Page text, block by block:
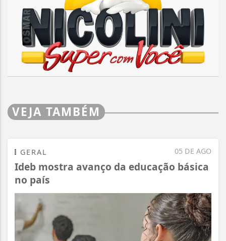
VEJA TAMBÉM
05 DE AGO
GERAL
Ideb mostra avanço da educação básica
no país